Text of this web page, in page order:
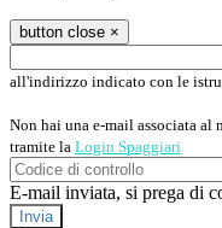
button close ×
all'indirizzo indicato con le
Non hai una e-mail associata al
tramite la Login Spaggiari
E-mail inviata, si prega di